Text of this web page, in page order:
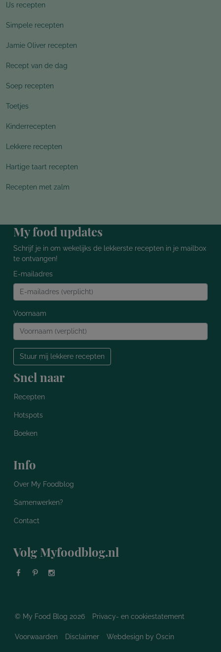
IJs recepten
Simpele recepten
Jamie Oliver recepten
Recept van de dag
Soep recepten
Toetjes
Kinderrecepten
Lekkere recepten
Hartige taart recepten
Recepten met zalm
My food updates
Schrijf je in om wekelijks de lekkerste recepten in je mailbox
te ontvangen!
E-mailadres
Voornaam
Stuur mij lekkere recepten
Snel naar
Recepten
Hotspots
Boeken
Info
Over My Foodblog
Samenwerken?
Contact
Volg Myfoodblog.nl
© My Food Blog 2026 Privacy- en cookiestatement
Voorwaarden Disclaimer Webdesign by Oscin